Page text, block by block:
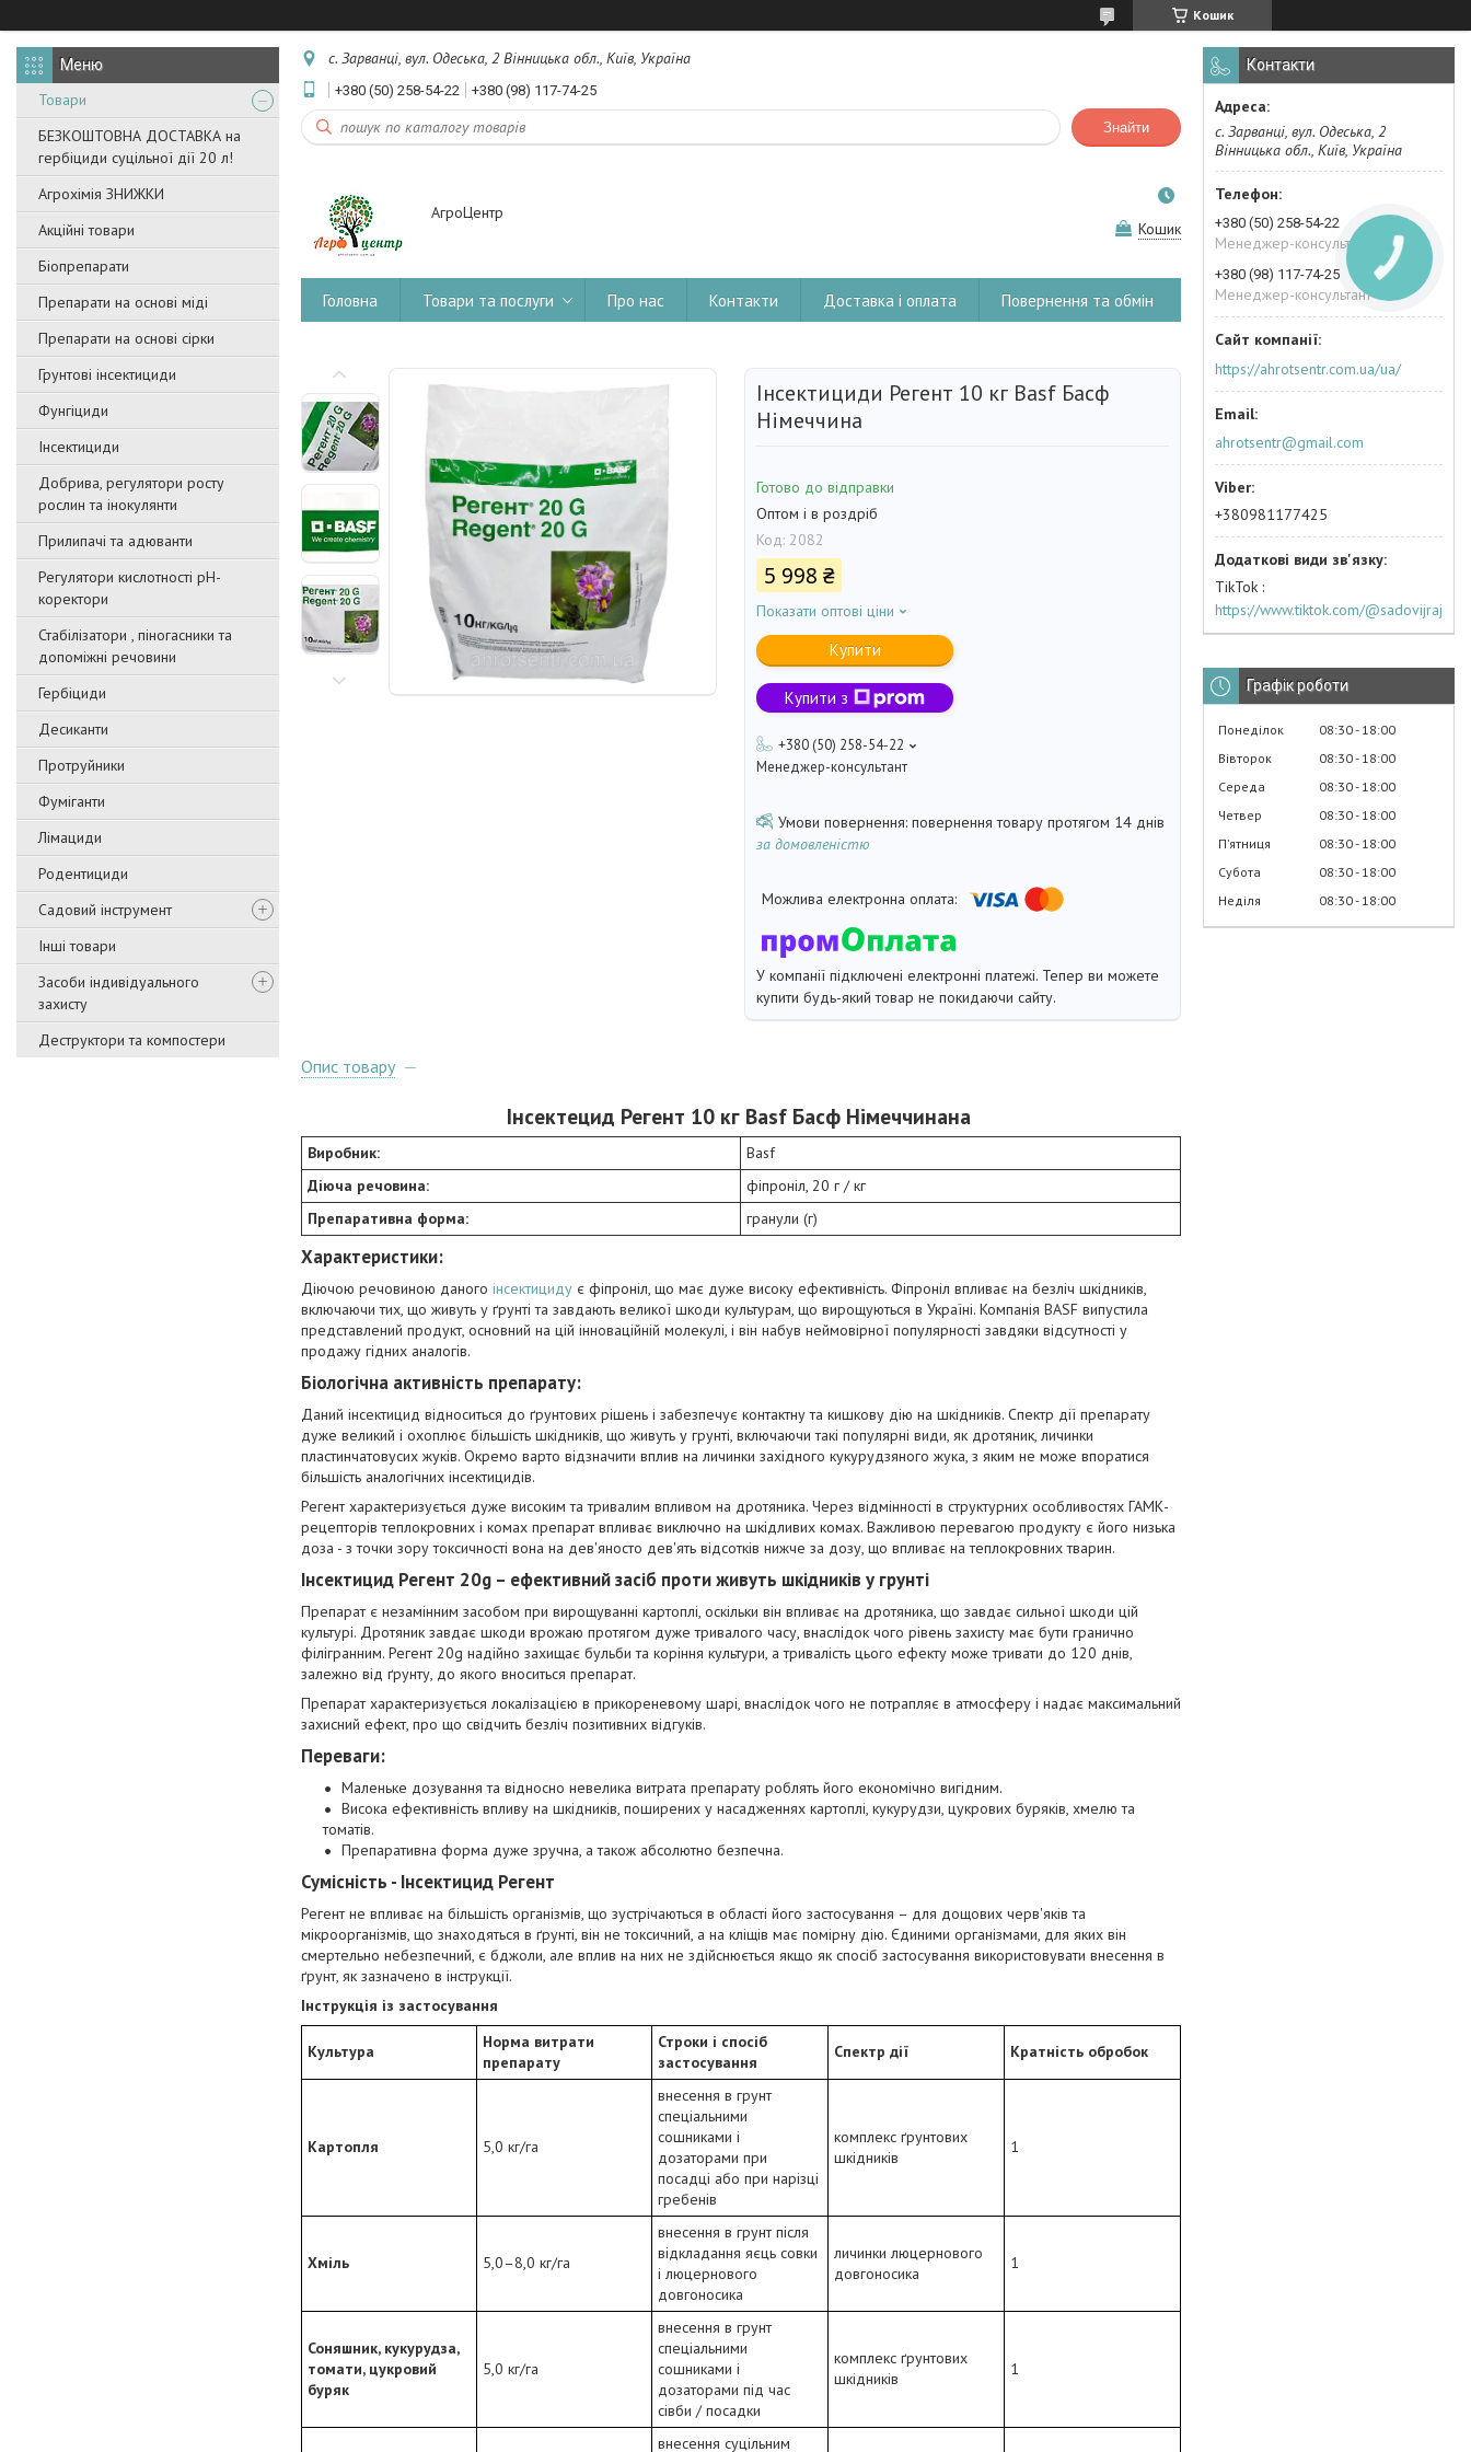
Кошик
Товари
БЕЗКОШТОВНА ДОСТАВКА на
гербіциди суцільної дії 20 л!
Агрохімія ЗНИЖКИ
Акційні товари
Біопрепарати
Препарати на основі міді
Препарати на основі сірки
Грунтові інсектициди
Фунгіциди
Інсектициди
Добрива, регулятори росту
рослин та інокулянти
Прилипачі та адюванти
Регулятори кислотності pН-
коректори
Стабілізатори , піногасники та
допоміжні речовини
Гербіциди
Десиканти
Протруйники
Фуміганти
Лімациди
Родентициди
Садовий інструмент
Інші товари
Засоби індивідуального
захисту
Деструктори та компостери
с. Зарванці, вул. Одеська, 2 Вінницька обл., Київ, Україна
+380 (50) 258-54-22 +380 (98) 117-74-25
Знайти
АгроЦентр
Кошик
Головна Товари та послуги Про нас Контакти Доставка і оплата Повернення та обмін
Інсектициди Регент 10 кг Basf Басф
Німеччина
Готово до відправки
Оптом і в роздріб
Код: 2082
5 998 ₴
Показати оптові ціни
Купити
Купити з
+380 (50) 258-54-22
Менеджер-консультант
повернення товару протягом 14 днів
за домовленістю
У компанії підключені електронні платежі. Тепер ви можете
купити будь-який товар не покидаючи сайту.
Опис товару
Інсектецид Регент 10 кг Basf Басф Німеччинана
Виробник:
Basf
Діюча речовина:
фіпроніл, 20 г / кг
Препаративна форма:
гранули (г)
Характеристики:
Діючою речовиною даного інсектициду є фіпроніл, що має дуже високу ефективність. Фіпроніл впливає на безліч шкідників,
включаючи тих, що живуть у ґрунті та завдають великої шкоди культурам, що вирощуються в Україні. Компанія BASF випустила
представлений продукт, основний на цій інноваційній молекулі, і він набув неймовірної популярності завдяки відсутності у
продажу гідних аналогів.
Біологічна активність препарату:
Даний інсектицид відноситься до ґрунтових рішень і забезпечує контактну та кишкову дію на шкідників. Спектр дії препарату
дуже великий і охоплює більшість шкідників, що живуть у грунті, включаючи такі популярні види, як дротяник, личинки
пластинчатовусих жуків. Окремо варто відзначити вплив на личинки західного кукурудзяного жука, з яким не може впоратися
більшість аналогічних інсектицидів.
Регент характеризується дуже високим та тривалим впливом на дротяника. Через відмінності в структурних особливостях ГАМК-
рецепторів теплокровних і комах препарат впливає виключно на шкідливих комах. Важливою перевагою продукту є його низька
доза - з точки зору токсичності вона на дев'яносто дев'ять відсотків нижче за дозу, що впливає на теплокровних тварин.
Інсектицид Регент 20g – ефективний засіб проти живуть шкідників у грунті
Препарат є незамінним засобом при вирощуванні картоплі, оскільки він впливає на дротяника, що завдає сильної шкоди цій
культурі. Дротяник завдає шкоди врожаю протягом дуже тривалого часу, внаслідок чого рівень захисту має бути гранично
філігранним. Регент 20g надійно захищає бульби та коріння культури, а тривалість цього ефекту може тривати до 120 днів,
залежно від ґрунту, до якого вноситься препарат.
Препарат характеризується локалізацією в прикореневому шарі, внаслідок чого не потрапляє в атмосферу і надає максимальний
захисний ефект, про що свідчить безліч позитивних відгуків.
Переваги:
Маленьке дозування та відносно невелика витрата препарату роблять його економічно вигідним.
Висока ефективність впливу на шкідників, поширених у насадженнях картоплі, кукурудзи, цукрових буряків, хмелю та
томатів.
Препаративна форма дуже зручна, а також абсолютно безпечна.
Сумісність - Інсектицид Регент
Регент не впливає на більшість організмів, що зустрічаються в області його застосування – для дощових черв'яків та
мікроорганізмів, що знаходяться в ґрунті, він не токсичний, а на кліщів має помірну дію. Єдиними організмами, для яких він
смертельно небезпечний, є бджоли, але вплив на них не здійснюється якщо як спосіб застосування використовувати внесення в
ґрунт, як зазначено в інструкції.
Інструкція із застосування
Культура
Норма витрати
препарату
Строки і спосіб
застосування
Спектр дії Кратність обробок
Картопля 5,0 кг/га
внесення в грунт
спеціальними
сошниками і
дозаторами при
посадці або при нарізці
гребенів
комплекс ґрунтових
шкідників
1
Хміль 5,0–8,0 кг/га
внесення в грунт після
відкладання яєць совки
і люцернового
довгоносика
личинки люцернового
довгоносика
1
Соняшник, кукурудза,
томати, цукровий
буряк
5,0 кг/га
внесення в грунт
спеціальними
сошниками і
дозаторами під час
сівби / посадки
комплекс ґрунтових
шкідників
1
внесення суцільним
Контакти
с. Зарванці, вул. Одеська, 2
Вінницька обл., Київ, Україна
+380 (50) 258-54-22
Менеджер-консультант
+380 (98) 117-74-25
Менеджер-консультант
https://ahrotsentr.com.ua/ua/
ahrotsentr@gmail.com
+380981177425
TikTok
https://www.tiktok.com/@sadovijraj
Графік роботи
Понеділок 08:30 18:00
Вівторок
08:30 18:00
Середа
08:30 18:00
Четвер
08:30 18:00
Пʼятниця
08:30 18:00
Субота
08:30 18:00
Неділя
08:30 18:00